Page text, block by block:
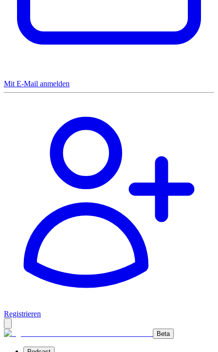
Mit E-Mail anmelden
Registrieren
Beta